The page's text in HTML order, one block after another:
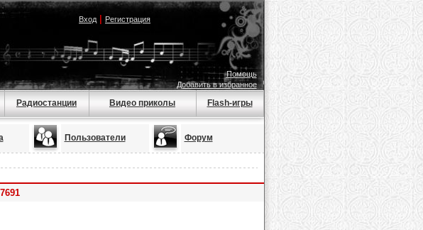
Вход| Регистрация
Помощь
Добавить в избранное
Радиостанции Видео приколы Flash-игры
Пользователи Форум